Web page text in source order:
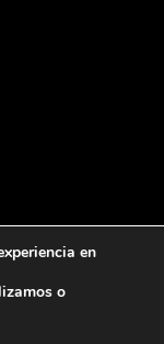
Derechos
en
o